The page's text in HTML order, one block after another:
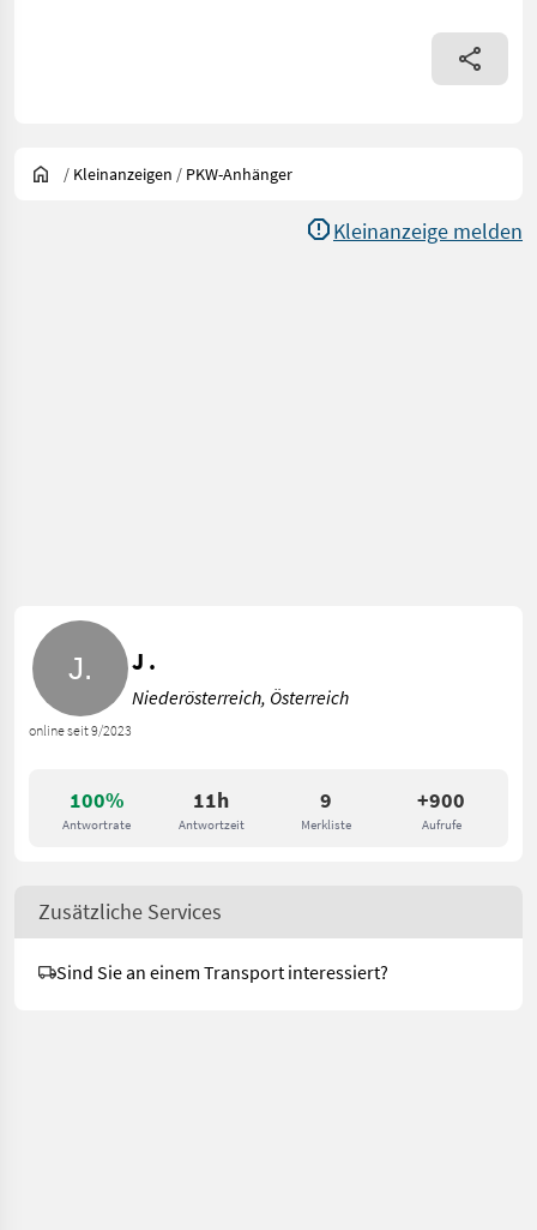
/ Kleinanzeigen / PKW-Anhänger
Kleinanzeige melden
100%
Antwortrate
11h
Antwortzeit
9
Merkliste
+900
Aufrufe
online seit 9/2023
J .
Niederösterreich, Österreich
Zusätzliche Services
Sind Sie an einem Transport interessiert?